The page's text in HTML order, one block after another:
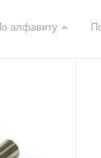
алфавиту